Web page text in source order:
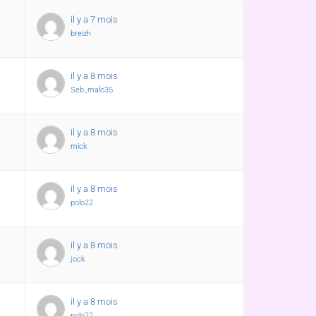
il y a 7 mois
breizh
il y a 8 mois
Seb_malo35
il y a 8 mois
mick
il y a 8 mois
polo22
il y a 8 mois
jock
il y a 8 mois